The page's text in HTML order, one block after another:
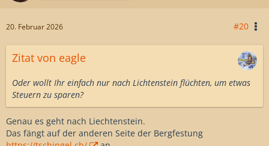
20. Februar 2026 #20
Zitat von eagle
Oder wollt Ihr einfach nur nach Lichtenstein flüchten, um etwas
Steuern zu sparen?
Genau es geht nach Liechtenstein.
Das fängt auf der anderen Seite der Bergfestung